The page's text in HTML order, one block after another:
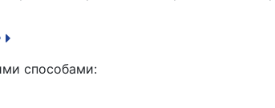
способами: